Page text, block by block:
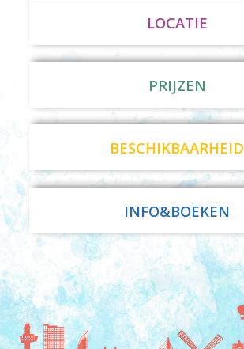
LOCATIE
PRIJZEN
BESCHIKBAARHEID
INFO&BOEKEN